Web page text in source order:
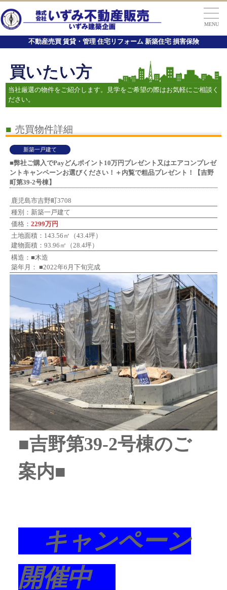
MENU
不動産売買 賃貸・管理 住宅リフォーム 新築住宅 損害保険
買いたい方
当社厳選の物件をご紹介します。見学をご希望の際はお気軽にご相談く
ださい。
■ 売買物件詳細
新築一戸建て
■弊社ご購入でPayどんポイント10万円プレゼント又はエアコンプレゼ
ントキャンペーンお選びください！＋内覧で粗品プレゼント！【吉野
町第39-2号棟】
鹿児島市吉野町3708
種別：新築一戸建て
価格：2299万円
土地面積：143.56㎡（43.4坪）
建物面積：93.96㎡（28.4坪）
構造：■木造
築年月： ■2022年6月下旬完成
■吉野第39-2号棟のご
案内■
キャンペーン
開催中